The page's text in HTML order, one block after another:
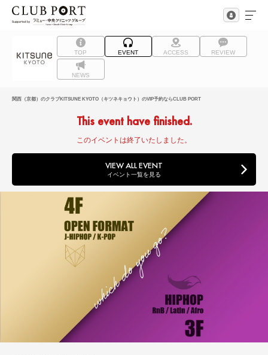
TOP EVENT ACCESS REVIEW
NEWS
関西（京都）のクラブKITSUNE KYOTO（キツネキョウト）のVIP予約ならCLUB PORT
This event have finished.
このイベントは終了いたしました。
VIEW ALL EVENT
イベント一覧を見る